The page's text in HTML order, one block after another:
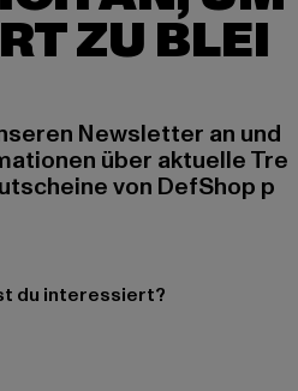
ZU BLEI
Newsletter an und
über aktuelle Tre
von DefShop p
du interessiert?